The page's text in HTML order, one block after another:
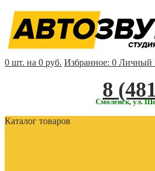
0 шт. на 0 руб. Избранное: 0 Личный
‎‎8
Смоленск, ул.
Каталог товаров